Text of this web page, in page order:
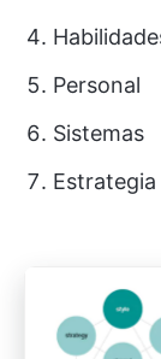
Personal
Sistemas
Estrategia